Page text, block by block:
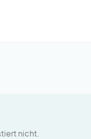
nicht.